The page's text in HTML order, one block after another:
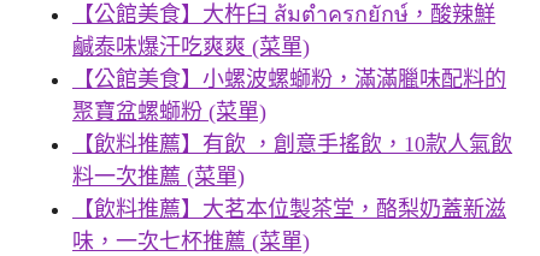
【公館美食】大杵臼 ส้มตําครกยักษ์，酸辣鮮
鹹泰味爆汗吃爽爽 (菜單)
【公館美食】小螺波螺螄粉，滿滿臘味配料的
聚寶盆螺螄粉 (菜單)
【飲料推薦】有飲 ，創意手搖飲，10款人氣飲
料一次推薦 (菜單)
【飲料推薦】大茗本位製茶堂，酪梨奶蓋新滋
味，一次七杯推薦 (菜單)